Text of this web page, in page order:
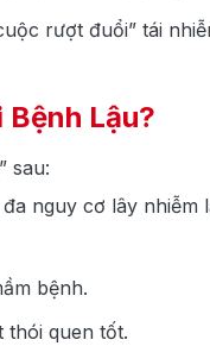
rượt đuổi” tái
Lậu?
sau:
nguy cơ lây nhiễm
bệnh.
thói quen tốt.